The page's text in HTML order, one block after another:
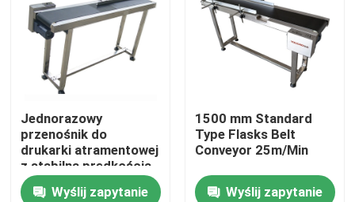
Do domu
Produkty
Jednorazowy
przenośnik do
drukarki atramentowej
z stabilną prędkością
Wyślij zapytanie
1500 mm Standard
Type Flasks Belt
Conveyor 25m/Min
Wyślij zapytanie